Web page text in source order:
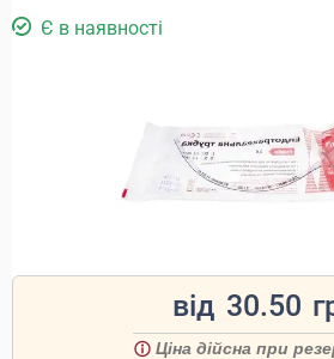
Є в наявності
від 30.50
Ціна дійсна при